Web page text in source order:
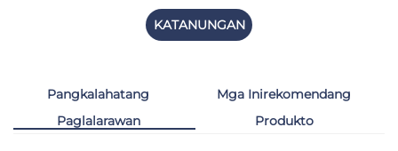
KATANUNGAN
Pangkalahatang
Paglalarawan
Mga Inirekomendang
Produkto